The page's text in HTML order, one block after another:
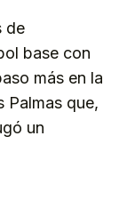
de
base con
más en la
Palmas que,
un